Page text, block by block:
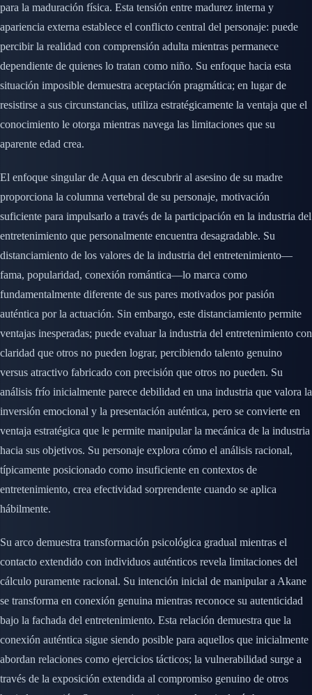
para la maduración física. Esta tensión entre madurez interna y
apariencia externa establece el conflicto central del personaje: puede
percibir la realidad con comprensión adulta mientras permanece
dependiente de quienes lo tratan como niño. Su enfoque hacia esta
situación imposible demuestra aceptación pragmática; en lugar de
resistirse a sus circunstancias, utiliza estratégicamente la ventaja que el
conocimiento le otorga mientras navega las limitaciones que su
aparente edad crea.
El enfoque singular de Aqua en descubrir al asesino de su madre
proporciona la columna vertebral de su personaje, motivación
suficiente para impulsarlo a través de la participación en la industria del
entretenimiento que personalmente encuentra desagradable. Su
distanciamiento de los valores de la industria del entretenimiento—
fama, popularidad, conexión romántica—lo marca como
fundamentalmente diferente de sus pares motivados por pasión
auténtica por la actuación. Sin embargo, este distanciamiento permite
ventajas inesperadas; puede evaluar la industria del entretenimiento con
claridad que otros no pueden lograr, percibiendo talento genuino
versus atractivo fabricado con precisión que otros no pueden. Su
análisis frío inicialmente parece debilidad en una industria que valora la
inversión emocional y la presentación auténtica, pero se convierte en
ventaja estratégica que le permite manipular la mecánica de la industria
hacia sus objetivos. Su personaje explora cómo el análisis racional,
típicamente posicionado como insuficiente en contextos de
entretenimiento, crea efectividad sorprendente cuando se aplica
hábilmente.
Su arco demuestra transformación psicológica gradual mientras el
contacto extendido con individuos auténticos revela limitaciones del
cálculo puramente racional. Su intención inicial de manipular a Akane
se transforma en conexión genuina mientras reconoce su autenticidad
bajo la fachada del entretenimiento. Esta relación demuestra que la
conexión auténtica sigue siendo posible para aquellos que inicialmente
abordan relaciones como ejercicios tácticos; la vulnerabilidad surge a
través de la exposición extendida al compromiso genuino de otros